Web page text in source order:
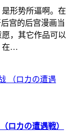
形势所逼啊。在
宫的后宫漫画当
，其它作品可以
在…
ロカの遭遇戦）